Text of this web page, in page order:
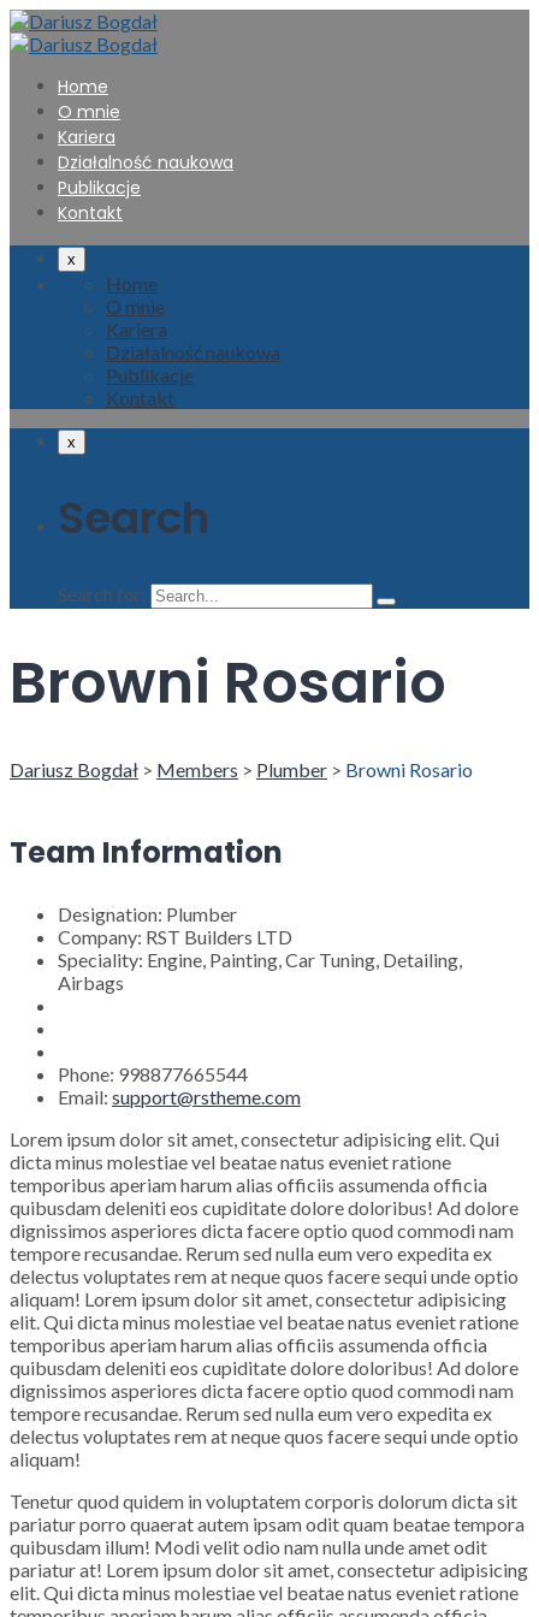
Home
O mnie
Kariera
Działalność naukowa
Publikacje
Kontakt
x
Home
O mnie
Kariera
Działalność naukowa
Publikacje
Kontakt
x
Search
Search for:
Browni Rosario
Dariusz Bogdał > Members > Plumber > Browni Rosario
Team Information
Designation: Plumber
Company: RST Builders LTD
Speciality: Engine, Painting, Car Tuning, Detailing,
Airbags
Phone: 998877665544
Email: support@rstheme.com
Lorem ipsum dolor sit amet, consectetur adipisicing elit. Qui
dicta minus molestiae vel beatae natus eveniet ratione
temporibus aperiam harum alias officiis assumenda officia
quibusdam deleniti eos cupiditate dolore doloribus! Ad dolore
dignissimos asperiores dicta facere optio quod commodi nam
tempore recusandae. Rerum sed nulla eum vero expedita ex
delectus voluptates rem at neque quos facere sequi unde optio
aliquam! Lorem ipsum dolor sit amet, consectetur adipisicing
elit. Qui dicta minus molestiae vel beatae natus eveniet ratione
temporibus aperiam harum alias officiis assumenda officia
quibusdam deleniti eos cupiditate dolore doloribus! Ad dolore
dignissimos asperiores dicta facere optio quod commodi nam
tempore recusandae. Rerum sed nulla eum vero expedita ex
delectus voluptates rem at neque quos facere sequi unde optio
aliquam!
Tenetur quod quidem in voluptatem corporis dolorum dicta sit
pariatur porro quaerat autem ipsam odit quam beatae tempora
quibusdam illum! Modi velit odio nam nulla unde amet odit
pariatur at! Lorem ipsum dolor sit amet, consectetur adipisicing
elit. Qui dicta minus molestiae vel beatae natus eveniet ratione